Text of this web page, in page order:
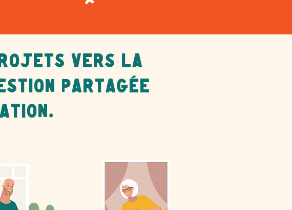
vers la
partagée